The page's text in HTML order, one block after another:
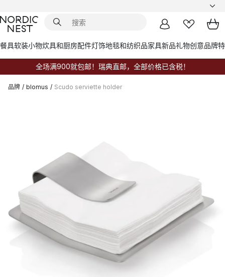
餐具软装小物炊具和厨房配件灯饰地毯和纺织品家具新品礼物创意品牌
全场满900就包邮！瑞典直邮，全部价格已含税！
品牌 / blomus / Scudo serviette holder